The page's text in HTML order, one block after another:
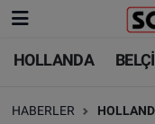
HOLLANDA
HABERLER
HOLLANDA
BELÇİKA
HOLLANDA
BELÇİKA
Nöbetçi
Hava Durumu